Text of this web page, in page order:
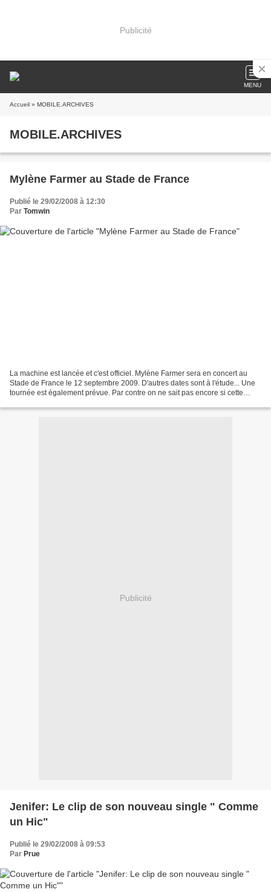
Publicité
MENU
Accueil » MOBILE.ARCHIVES
MOBILE.ARCHIVES
Mylène Farmer au Stade de France
Publié le 29/02/2008 à 12:30
Par Tomwin
La machine est lancée et c'est officiel. Mylène Farmer sera en concert au
Stade de France le 12 septembre 2009. D'autres dates sont à l'étude... Une
tournée est également prévue. Par contre on ne sait pas encore si cette
Publicité
Jenifer: Le clip de son nouveau single " Comme
un Hic"
Publié le 29/02/2008 à 09:53
Par Prue